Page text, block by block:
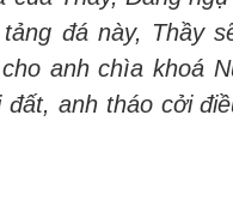
đá này, Thầy
anh chìa khoá
anh tháo cởi